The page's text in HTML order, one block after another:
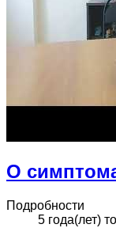
О
Подробности
5 года(лет)